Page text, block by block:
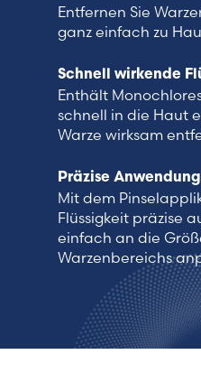
Entfernen Sie
ganz einfach zu
Schnell wirkende
Enthält
schnell in die Haut
Warze wirksam
Präzise Anwendung
Mit dem
Flüssigkeit präzise
einfach an die
Warzenbereichs